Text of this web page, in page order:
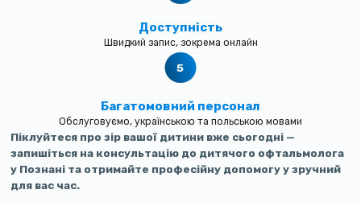
Доступність
Швидкий запис, зокрема онлайн
Багатомовний персонал
Обслуговуємо, українською та польською мовами
Піклуйтеся про зір вашої дитини вже сьогодні —
запишіться на консультацію до дитячого офтальмолога
у Познані та отримайте професійну допомогу у зручний
для вас час.